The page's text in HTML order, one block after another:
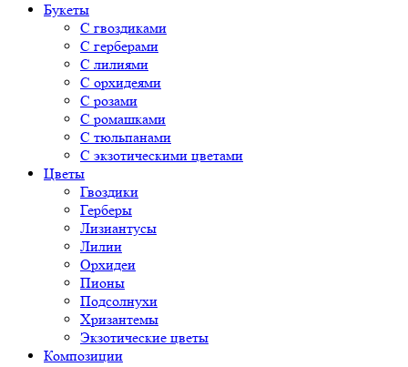
Букеты
С гвоздиками
С герберами
С лилиями
С орхидеями
С розами
С ромашками
С тюльпанами
С экзотическими цветами
Цветы
Гвоздики
Герберы
Лизиантусы
Лилии
Орхидеи
Пионы
Подсолнухи
Хризантемы
Экзотические цветы
Композиции